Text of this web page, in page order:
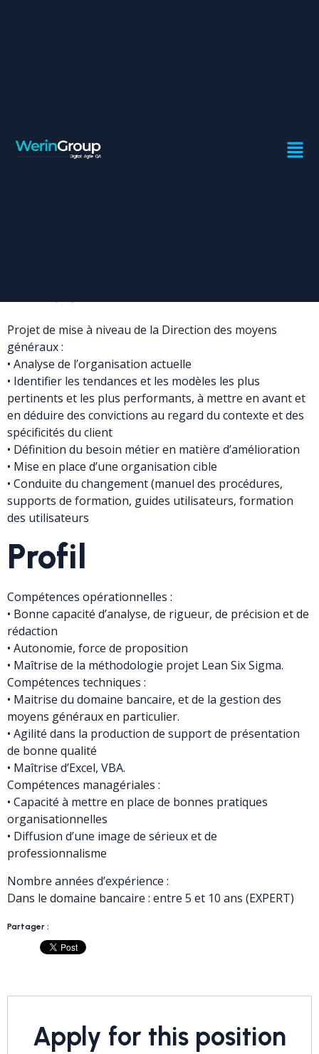
EXCELLENCE
Projet de mise à niveau de la Direction des moyens
généraux :
• Analyse de l’organisation actuelle
• Identifier les tendances et les modèles les plus
pertinents et les plus performants, à mettre en avant et
en déduire des convictions au regard du contexte et des
spécificités du client
• Définition du besoin métier en matière d’amélioration
• Mise en place d’une organisation cible
• Conduite du changement (manuel des procédures,
supports de formation, guides utilisateurs, formation
des utilisateurs
Profil
Compétences opérationnelles :
• Bonne capacité d’analyse, de rigueur, de précision et de
rédaction
• Autonomie, force de proposition
• Maîtrise de la méthodologie projet Lean Six Sigma.
Compétences techniques :
• Maitrise du domaine bancaire, et de la gestion des
moyens généraux en particulier.
• Agilité dans la production de support de présentation
de bonne qualité
• Maîtrise d’Excel, VBA.
Compétences managériales :
• Capacité à mettre en place de bonnes pratiques
organisationnelles
• Diffusion d’une image de sérieux et de
professionnalisme
Nombre années d’expérience :
Dans le domaine bancaire : entre 5 et 10 ans (EXPERT)
Partager :
Apply for this position